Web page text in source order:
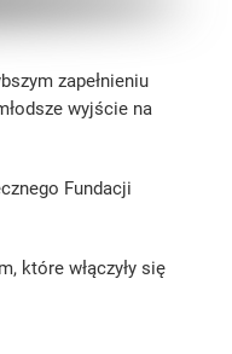
zapełnieniu
wyjście na
Fundacji
które włączyły się